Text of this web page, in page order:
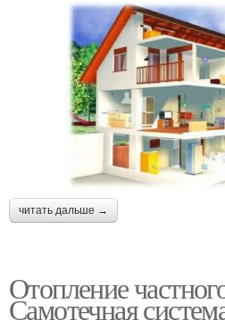
читать дальше →
Отопление
Самотечная